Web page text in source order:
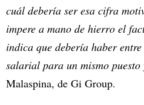
cuál debería ser esa cifra
impere a mano de hierro el
indica que debería haber
salarial para un mismo
Malaspina, de Gi Group.